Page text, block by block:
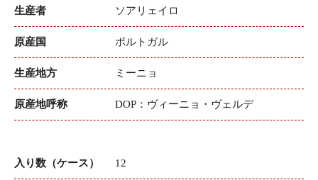
生産者 ソアリェイロ
原産国 ポルトガル
生産地方 ミーニョ
原産地呼称 DOP：ヴィーニョ・ヴェルデ
入り数（ケース） 12